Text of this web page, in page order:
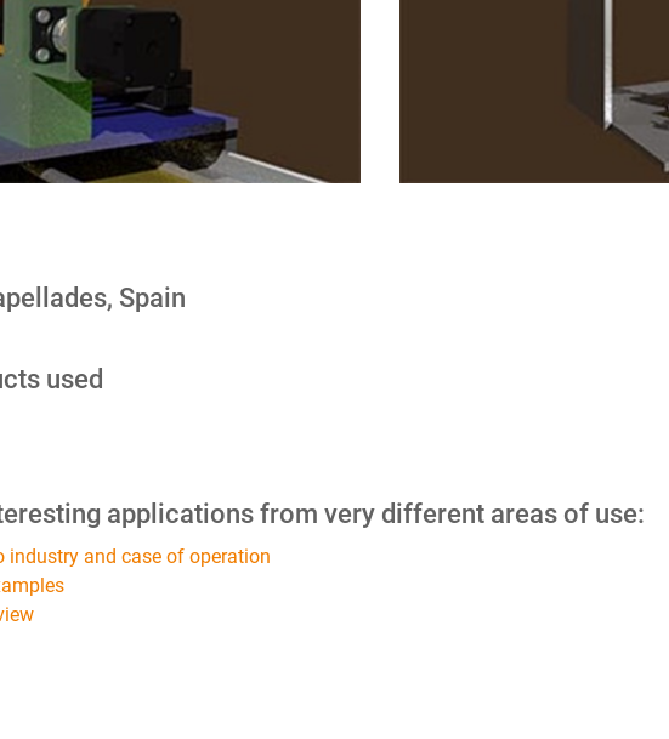
Spain
used
applications from very different areas of use:
and case of operation